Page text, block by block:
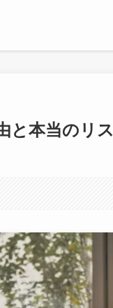
と本当のリ